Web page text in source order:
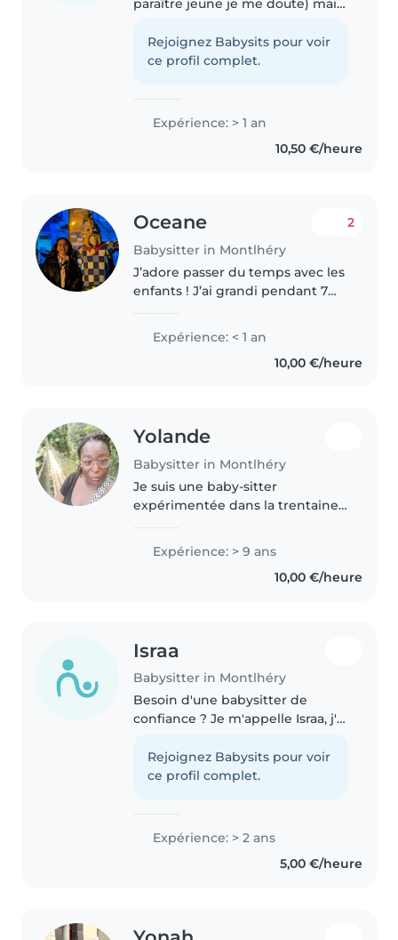
paraître jeune je me doute) mais
d'enfant depuis petite et passait
du bon temps avec eux en étant
Rejoignez Babysits pour voir
ce profil complet.
Expérience: > 1 an
10,50 €/heure
Oceane
Babysitter in Montlhéry
2
J’adore passer du temps avec les
enfants ! J’ai grandi pendant 7
donc j’ai été assez habitué d’être
avec eux. Je finis bientôt de
Expérience: < 1 an
10,00 €/heure
Yolande
Babysitter in Montlhéry
Je suis une baby-sitter
expérimentée dans la trentaine
enfants. Je suis calme, patiente
Expérience: > 9 ans
10,00 €/heure
Israa
Babysitter in Montlhéry
Besoin d'une babysitter de
confiance ? Je m'appelle Israa, j'ai
m'occuper des enfants. Je suis
douce, patiente et créative, et j'ai
Rejoignez Babysits pour voir
ce profil complet.
Expérience: > 2 ans
5,00 €/heure